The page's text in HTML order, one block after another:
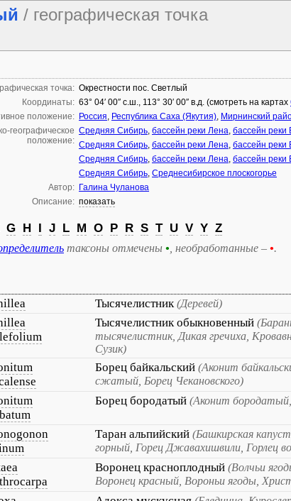
/ географическая точка
точка: Окрестности пос. Светлый
Координаты: 63° 04′ 00″ с.ш., 113° 30′ 00″ в.д. (смотреть на картах
положение: Россия, Республика Саха (Якутия), Мирнинский
географическое
положение:
Средняя Сибирь, бассейн реки Лена, бассейн реки
Средняя Сибирь, бассейн реки Лена, бассейн реки
Средняя Сибирь, бассейн реки Лена, бассейн реки
Средняя Сибирь, Среднесибирское плоскогорье
Автор: Галина Чуланова
Описание: показать
G H I J L M O P R S T U V Y Z
таксоны отмечены • , необработанные – •.
Тысячелистник(Деревей)
Тысячелистник обыкновенный
тысячелистник, Дикая гречиха,
Сузик)
Борец байкальский (Аконит
сжатый, Борец Чекановского)
Борец бородатый (Аконит
Таран альпийский (Башкирская
горный, Горец Джавахишвили, Горлец
Воронец красноплодный (Волчьи
Воронец красный, Вороньи ягоды,